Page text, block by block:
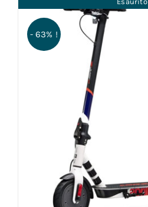
- 63% !